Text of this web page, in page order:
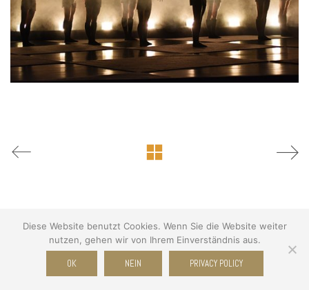
© Copyright 2026 WWW.RB-FOTOGRAFIE.DE . All Rights Reserved.
Diese Website benutzt Cookies. Wenn Sie die Website weiter
nutzen, gehen wir von Ihrem Einverständnis aus.
OK NEIN PRIVACY POLICY